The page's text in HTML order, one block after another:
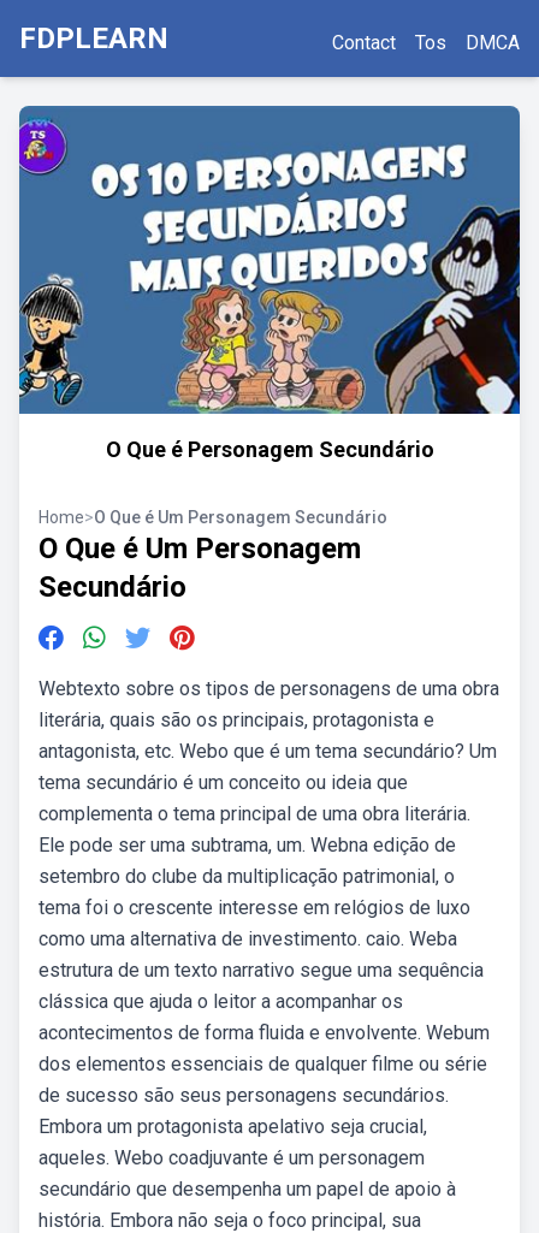
FDPLEARN Contact Tos DMCA
O Que é Personagem Secundário
Home>O Que é Um Personagem Secundário
O Que é Um Personagem
Secundário
Webtexto sobre os tipos de personagens de uma obra
literária, quais são os principais, protagonista e
antagonista, etc. Webo que é um tema secundário? Um
tema secundário é um conceito ou ideia que
complementa o tema principal de uma obra literária.
Ele pode ser uma subtrama, um. Webna edição de
setembro do clube da multiplicação patrimonial, o
tema foi o crescente interesse em relógios de luxo
como uma alternativa de investimento. caio. Weba
estrutura de um texto narrativo segue uma sequência
clássica que ajuda o leitor a acompanhar os
acontecimentos de forma fluida e envolvente. Webum
dos elementos essenciais de qualquer filme ou série
de sucesso são seus personagens secundários.
Embora um protagonista apelativo seja crucial,
aqueles. Webo coadjuvante é um personagem
secundário que desempenha um papel de apoio à
história. Embora não seja o foco principal, sua